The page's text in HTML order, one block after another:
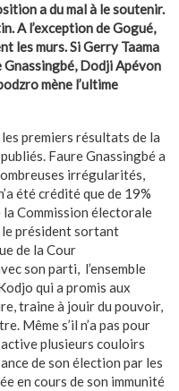
a du mal à le soutenir.
A l’exception de Gogué,
les murs. Si Gerry Taama
Dodji Apévon
mène l’ultime
premiers résultats de la
Faure Gnassingbé a
irrégularités,
été crédité que de 19%
Commission électorale
président sortant
de la Cour
son parti, l’ensemble
qui a promis aux
traine à jouir du pouvoir,
Même s’il n’a pas pour
active plusieurs couloirs
de son élection par les
en cours de son immunité